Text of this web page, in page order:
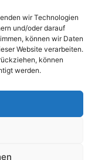
wir Technologien
und/oder darauf
können wir Daten
Website verarbeiten.
können
werden.